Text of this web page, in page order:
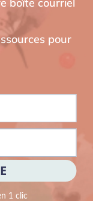
pour